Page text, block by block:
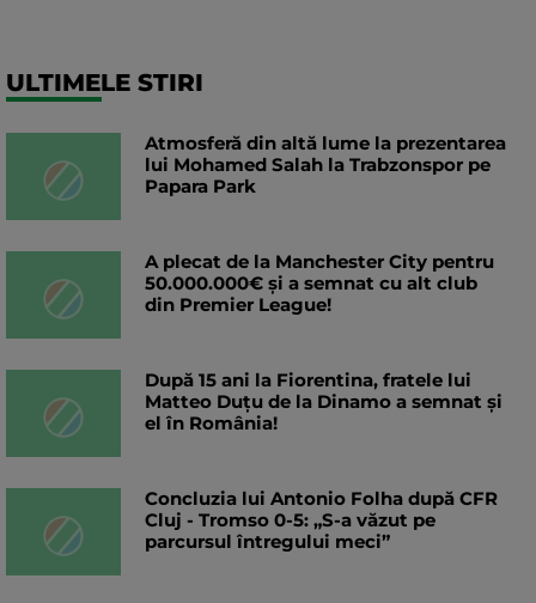
ULTIMELE STIRI
Atmosferă din altă lume la prezentarea
lui Mohamed Salah la Trabzonspor pe
Papara Park
A plecat de la Manchester City pentru
50.000.000€ și a semnat cu alt club
din Premier League!
După 15 ani la Fiorentina, fratele lui
Matteo Duțu de la Dinamo a semnat și
el în România!
Concluzia lui Antonio Folha după CFR
Cluj - Tromso 0-5: „S-a văzut pe
parcursul întregului meci”